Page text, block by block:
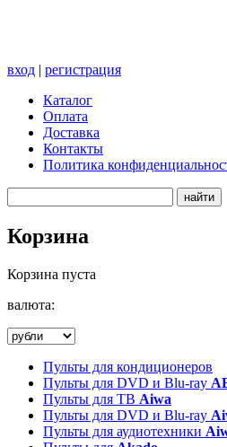
вход | регистрация
Каталог
Оплата
Доставка
Контакты
Политика
Корзина
Корзина пуста
валюта:
Пульты для кондиционеров
Пульты для DVD и Blu-ray
Пульты для ТВ Aiwa
Пульты для DVD и Blu-ray
Пульты для аудиотехники